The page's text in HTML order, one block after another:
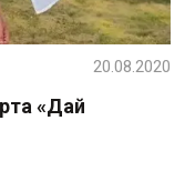
«Дай
20.08.2020